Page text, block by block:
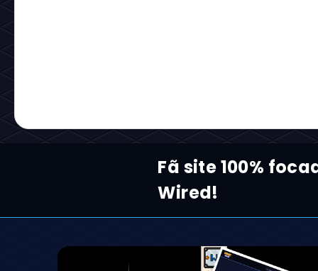
Fã site 100%
Wired!